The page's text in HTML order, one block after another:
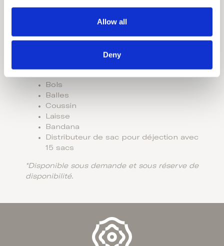
Allow all
Deny
Équipements pour animaux de compagnie*
Afin de garantir un séjour confortable et
les équipements essentiels suivants pour
votre animal de compagnie :
Bols
Balles
Coussin
Laisse
Bandana
Distributeur de sac pour déjection avec
15 sacs
*Disponible sous demande et sous réserve de
disponibilité.